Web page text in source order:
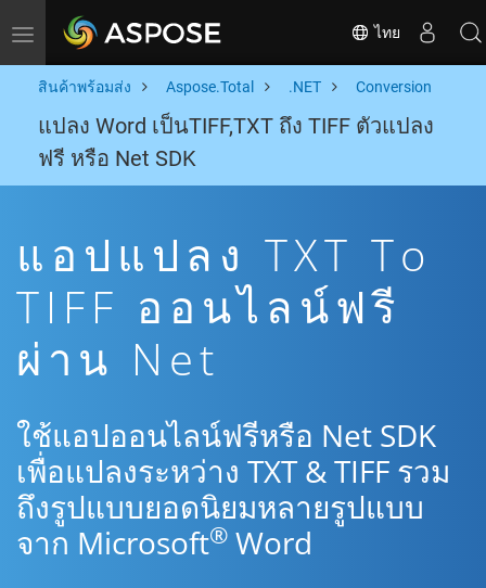
Toggle navigation ไทย
สินค้าพร้อมส่ง Aspose.Total .NET Conversion
แปลง Word เป็นTIFF,TXT ถึง TIFF ตัวแปลง
ฟรี หรือ Net SDK
แอปแปลง TXT To
TIFF ออนไลน์ฟรี
ผ่าน Net
ใช้แอปออนไลน์ฟรีหรือ Net SDK
เพื่อแปลงระหว่าง TXT & TIFF รวม
ถึงรูปแบบยอดนิยมหลายรูปแบบ
จาก Microsoft® Word